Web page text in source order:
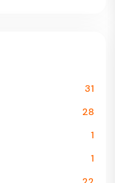
31
28
1
1